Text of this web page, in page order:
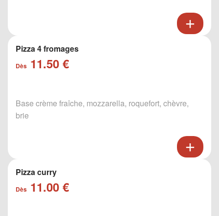
Pizza 4 fromages
Dès 11.50 €
Base crème fraîche, mozzarella, roquefort, chèvre,
brie
Pizza curry
Dès 11.00 €